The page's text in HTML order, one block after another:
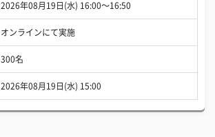
2026年08月19日(水) 16:00〜16:50
オンラインにて実施
300名
2026年08月19日(水) 15:00